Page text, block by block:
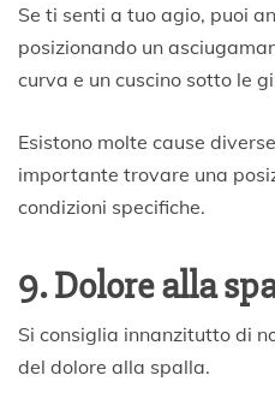
Se ti senti a tuo agio, puoi
posizionando un
curva e un cuscino sotto le
Esistono molte cause
importante trovare una
condizioni specifiche.
9. Dolore alla
Si consiglia innanzitutto di
del dolore alla spalla.